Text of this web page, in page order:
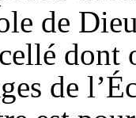
de
dont
de